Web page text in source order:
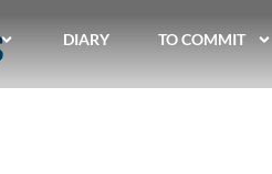
DIARY TO COMMIT